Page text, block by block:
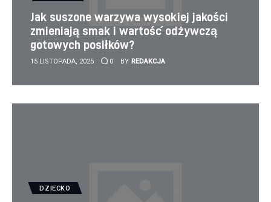
Jak suszone warzywa wysokiej jakości
zmieniają smak i wartość odżywczą
gotowych posiłków?
15 LISTOPADA, 2025 0 BY REDAKCJA
DZIECKO